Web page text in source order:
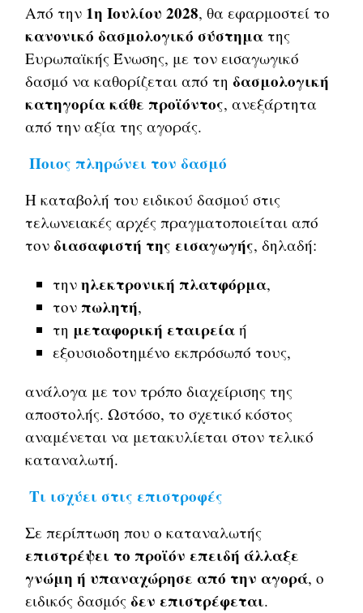
Από την 1η Ιουλίου 2028, θα εφαρμοστεί το
κανονικό δασμολογικό σύστημα της
Ευρωπαϊκής Ένωσης, με τον εισαγωγικό
δασμό να καθορίζεται από τηδασμολογική
κατηγορία κάθε προϊόντος, ανεξάρτητα
από την αξία της αγοράς.
Ποιος πληρώνει τον δασμό
Η καταβολή του ειδικού δασμού στις
τελωνειακές αρχές πραγματοποιείται από
τονδιασαφιστή της εισαγωγής, δηλαδή:
την ηλεκτρονική πλατφόρμα,
τον πωλητή,
τη μεταφορική εταιρείαή
εξουσιοδοτημένο εκπρόσωπό τους,
ανάλογα με τον τρόπο διαχείρισης της
αποστολής. Ωστόσο, το σχετικό κόστος
αναμένεται να μετακυλίεται στον τελικό
καταναλωτή.
Τι ισχύει στις επιστροφές
Σε περίπτωση που ο καταναλωτής
επιστρέψει το προϊόν επειδή άλλαξε
γνώμη ή υπαναχώρησε από την αγορά, ο
ειδικός δασμόςδεν επιστρέφεται.